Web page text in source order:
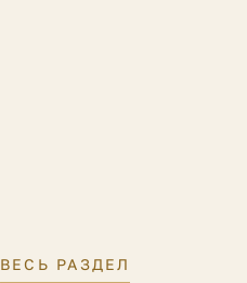
ВЕСЬ РАЗДЕЛ